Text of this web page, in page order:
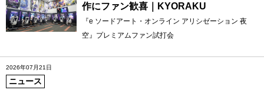
作にファン歓喜｜KYORAKU
『e ソードアート・オンライン アリシゼーション 夜
空』プレミアムファン試打会
2026年07月21日
ニュース